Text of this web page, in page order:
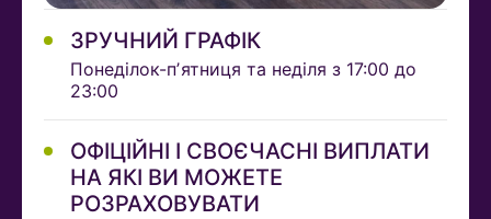
ЗРУЧНИЙ ГРАФІК
Понеділок-пʼятниця та неділя з 17:00 до
23:00
ОФІЦІЙНІ І СВОЄЧАСНІ ВИПЛАТИ
НА ЯКІ ВИ МОЖЕТЕ
РОЗРАХОВУВАТИ